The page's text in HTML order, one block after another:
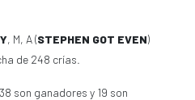
, M, A (STEPHEN GOT EVEN)
de 248 crías.
son ganadores y 19 son